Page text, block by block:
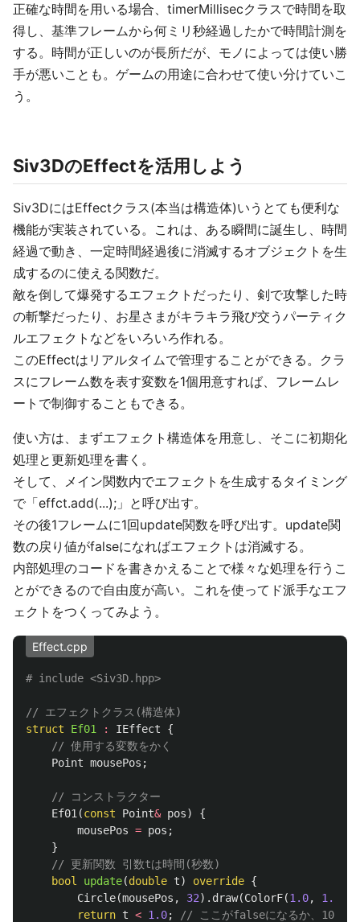
正確な時間を用いる場合、timerMillisecクラスで時間を取
得し、基準フレームから何ミリ秒経過したかで時間計測を
する。時間が正しいのが長所だが、モノによっては使い勝
手が悪いことも。ゲームの用途に合わせて使い分けていこ
う。
Siv3DのEffectを活用しよう
Siv3DにはEffectクラス(本当は構造体)いうとても便利な
機能が実装されている。これは、ある瞬間に誕生し、時間
経過で動き、一定時間経過後に消滅するオブジェクトを生
成するのに使える関数だ。
敵を倒して爆発するエフェクトだったり、剣で攻撃した時
の斬撃だったり、お星さまがキラキラ飛び交うパーティク
ルエフェクトなどをいろいろ作れる。
このEffectはリアルタイムで管理することができる。クラ
スにフレーム数を表す変数を1個用意すれば、フレームレ
ートで制御することもできる。
使い方は、まずエフェクト構造体を用意し、そこに初期化
処理と更新処理を書く。
そして、メイン関数内でエフェクトを生成するタイミング
で「effct.add(...);」と呼び出す。
その後1フレームに1回update関数を呼び出す。update関
数の戻り値がfalseになればエフェクトは消滅する。
内部処理のコードを書きかえることで様々な処理を行うこ
とができるので自由度が高い。これを使ってド派手なエフ
ェクトをつくってみよう。
Effect.cpp
// エフェクトクラス(構造体)
struct
Ef01 : IEffect
{
// 使用する変数をかく
Point mousePos ;
// コンストラクター
Ef01 (const Point& pos)
{
mousePos = pos ;
}
// 更新関数 引数tは時間(秒数)
bool
update(double t) override {
Circle(mousePos , 32). draw(ColorF(1.0, 1.0
return t < 1.0;
// ここがfalseになるか、10秒た